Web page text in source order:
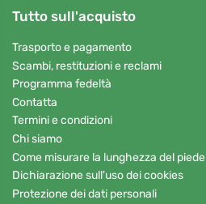
Tutto sull'acquisto
Trasporto e pagamento
Scambi, restituzioni e reclami
Programma fedeltà
Contatta
Termini e condizioni
Chi siamo
Come misurare la lunghezza del piede
Dichiarazione sull'uso dei cookies
Protezione dei dati personali